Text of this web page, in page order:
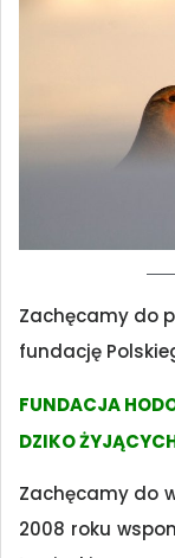
Zachęcamy do
fundację
FUNDACJA
DZIKO
Zachęcamy do
2008 roku